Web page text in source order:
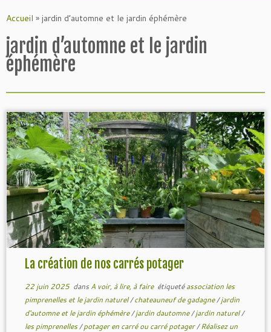
auAccueil » jardin d’automne et le jardin éphémère
jardin d’automne et le jardin
éphémère
La création de nos carrés potager
22 juin 2025dans A voir, à lire, à faire étiquetéassociation les
pimprenelles et le jardin naturel/chateauneuf de gadagne/jardin
d'automne et le jardin éphémère/jardin dautomne/jardin naturel/
les pimprenelles/potager en carré ou carré potager/Réalisez un